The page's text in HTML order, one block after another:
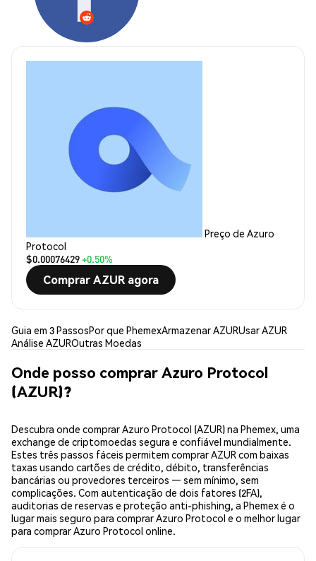
Preço de Azuro
Protocol
$0.00076429+0.50%
Comprar AZUR agora
Guia em 3 PassosPor que PhemexArmazenar AZURUsar AZUR
Análise AZUROutras Moedas
Onde posso comprar Azuro Protocol
(AZUR)?
Descubra onde comprar Azuro Protocol (AZUR) na Phemex, uma
exchange de criptomoedas segura e confiável mundialmente.
Estes três passos fáceis permitem comprar AZUR com baixas
taxas usando cartões de crédito, débito, transferências
bancárias ou provedores terceiros — sem mínimo, sem
complicações. Com autenticação de dois fatores (2FA),
auditorias de reservas e proteção anti-phishing, a Phemex é o
lugar mais seguro para comprar Azuro Protocol e o melhor lugar
para comprar Azuro Protocol online.